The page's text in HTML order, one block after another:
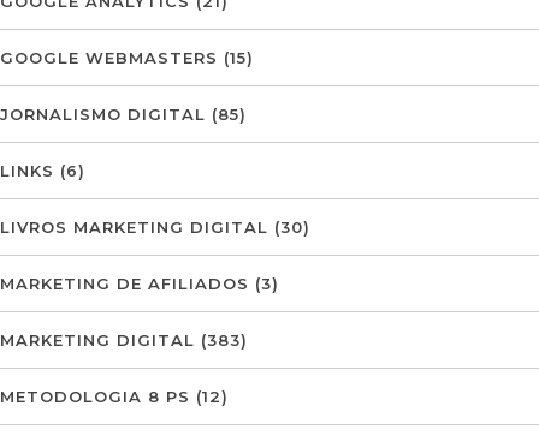
GOOGLE WEBMASTERS (15)
JORNALISMO DIGITAL (85)
LINKS (6)
LIVROS MARKETING DIGITAL (30)
MARKETING DE AFILIADOS (3)
MARKETING DIGITAL (383)
METODOLOGIA 8 PS (12)